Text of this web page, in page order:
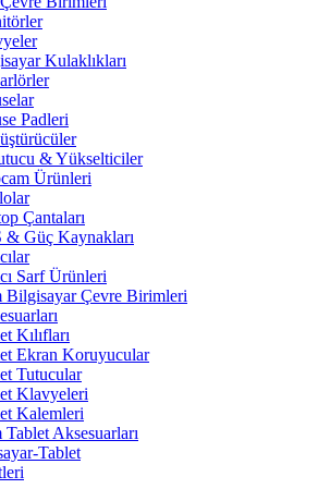
Kulaklıkları
Padleri
& Yükselticiler
Ürünleri
Çantaları
& Güç Kaynakları
Sarf Ürünleri
Bilgisayar Çevre Birimleri
Kılıfları
Ekran Koruyucular
Tutucular
Klavyeleri
Kalemleri
Tablet Aksesuarları
Tablet